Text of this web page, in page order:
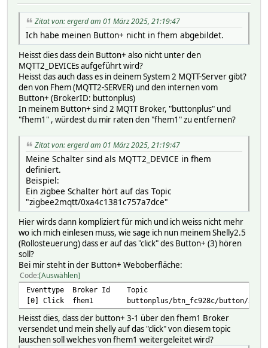
Zitat von: ergerd am 01 März 2025, 21:19:47
Ich habe meinen Button+ nicht in fhem abgebildet.
Heisst dies dass dein Button+ also nicht unter den
MQTT2_DEVICEs aufgeführt wird?
Heisst das auch dass es in deinem System 2 MQTT-Server gibt?
den von Fhem (MQTT2-SERVER) und den internen vom
Button+ (BrokerID: buttonplus)
In meinem Button+ sind 2 MQTT Broker, "buttonplus" und
"fhem1" , würdest du mir raten den "fhem1" zu entfernen?
Zitat von: ergerd am 01 März 2025, 21:19:47
Meine Schalter sind als MQTT2_DEVICE in fhem
definiert.
Beispiel:
Ein zigbee Schalter hört auf das Topic
"zigbee2mqtt/0xa4c1381c757a7dce"
Hier wirds dann kompliziert für mich und ich weiss nicht mehr
wo ich mich einlesen muss, wie sage ich nun meinem Shelly2.5
(Rollosteuerung) dass er auf das "click" des Button+ (3) hören
soll?
Bei mir steht in der Button+ Weboberfläche:
Code Auswählen
Eventtype Broker Id
[0] Click fhem1 buttonplus/btn_fc928c/button/3-1/
Heisst dies, dass der button+ 3-1 über den fhem1 Broker
versendet und mein shelly auf das "click" von diesem topic
lauschen soll welches von fhem1 weitergeleitet wird?